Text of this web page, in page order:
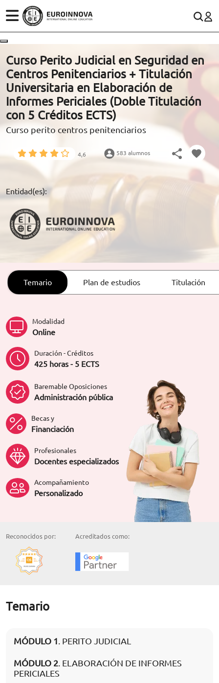
ÁREAS
ESTUDIOS
CONOCE EUROINNOVA
BECAS Y FINANCIACIÓN
RECURSOS EDUCATIVOS
ARTÍCULOS
ORIENTACIÓN LABORAL
(+34)958 050 200(gratuito en España)
900 831 200
formacion@euroinnova.com
TRABAJA CON NOSOTROS
Curso Perito Judicial en Seguridad en
Centros Penitenciarios + Titulación
Universitaria en Elaboración de
Informes Periciales (Doble Titulación
con 5 Créditos ECTS)
Curso perito centros penitenciarios
4,6 583 alumnos
Entidad(es):
Temario Plan de estudios Titulación
Modalidad
Online
Duración - Créditos
425 horas - 5 ECTS
Baremable Oposiciones
Administración pública
Becas y
Financiación
Profesionales
Docentes especializados
Acompañamiento
Personalizado
Reconocidos por: Acreditados como:
Temario
MÓDULO 1. PERITO JUDICIAL
MÓDULO 2. ELABORACIÓN DE INFORMES
PERICIALES